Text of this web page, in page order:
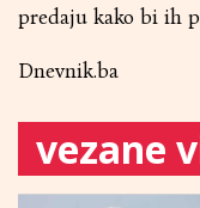
predaju kako bi ih
Dnevnik.ba
vezane